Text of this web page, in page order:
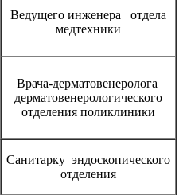
Ведущего инженера отдела
медтехники
Врача-дерматовенеролога
дерматовенерологического
отделения поликлиники
Санитарку эндоскопического
отделения